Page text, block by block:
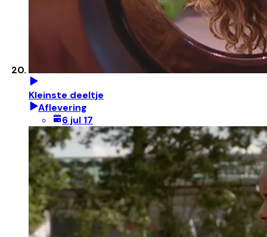
Kleinste deeltje
Aflevering
6 jul 17